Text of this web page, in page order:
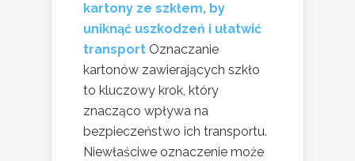
kartony ze szkłem, by
uniknąć uszkodzeń i ułatwić
transport Oznaczanie
kartonów zawierających szkło
to kluczowy krok, który
znacząco wpływa na
bezpieczeństwo ich transportu.
Niewłaściwe oznaczenie może